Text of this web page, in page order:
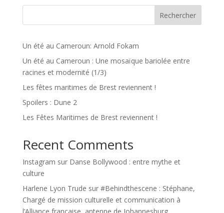
Rechercher
Un été au Cameroun: Arnold Fokam
Un été au Cameroun : Une mosaïque bariolée entre
racines et modernité (1/3)
Les fêtes maritimes de Brest reviennent !
Spoilers : Dune 2
Les Fêtes Maritimes de Brest reviennent !
Recent Comments
Instagram sur Danse Bollywood : entre mythe et
culture
Harlene Lyon Trude sur #Behindthescene : Stéphane,
Chargé de mission culturelle et communication à